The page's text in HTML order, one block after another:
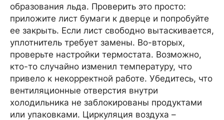
образования льда. Проверить это просто:
приложите лист бумаги к дверце и попробуйте
ее закрыть. Если лист свободно вытаскивается,
уплотнитель требует замены. Во-вторых,
проверьте настройки термостата. Возможно,
кто-то случайно изменил температуру, что
привело к некорректной работе. Убедитесь, что
вентиляционные отверстия внутри
холодильника не заблокированы продуктами
или упаковками. Циркуляция воздуха –